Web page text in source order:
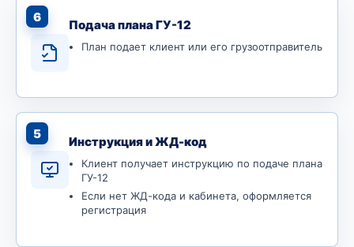
6
Подача плана ГУ-12
План подает клиент или его грузоотправитель
5
Инструкция и ЖД-код
Клиент получает инструкцию по подаче плана
ГУ-12
Если нет ЖД-кода и кабинета, оформляется
регистрация